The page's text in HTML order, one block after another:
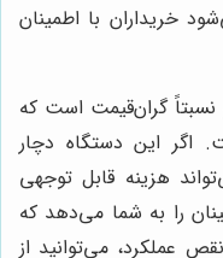
خریداران با اطمینان
گران‌قیمت است که
این دستگاه دچار
هزینه قابل توجهی
را به شما می‌دهد که
عملکرد، می‌توانید از